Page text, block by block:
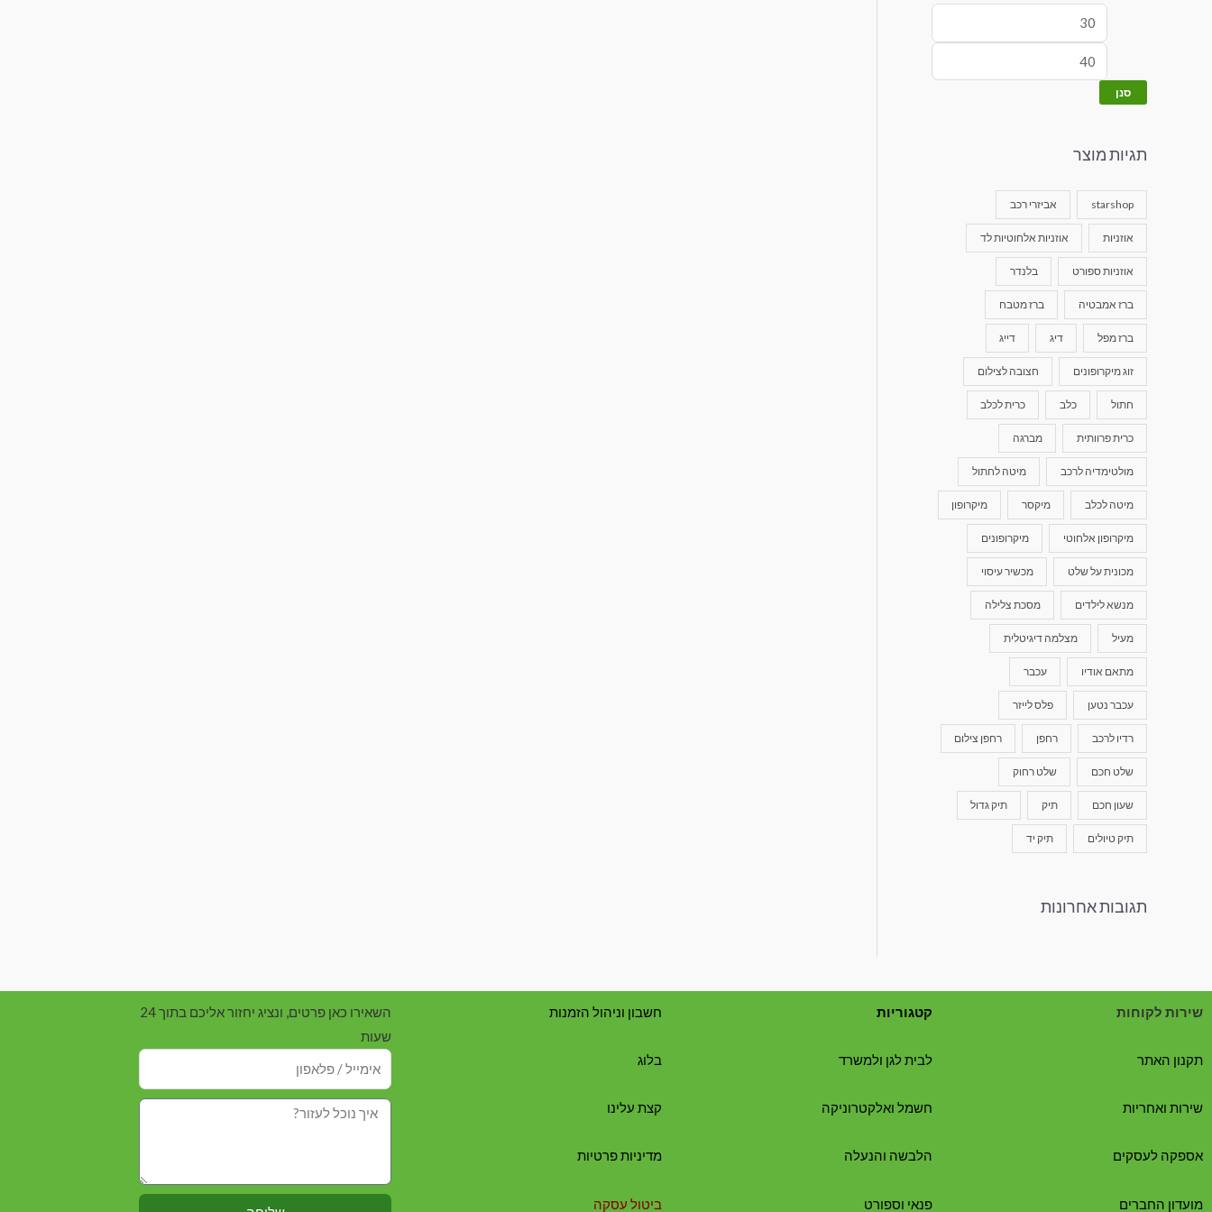
סנן
תגיות מוצר
starshop אביזרי רכב
אוזניות אוזניות אלחוטיות לד
אוזניות ספורט בלנדר
ברז אמבטיה ברז מטבח
ברז מפל דיג דייג
זוג מיקרופונים חצובה לצילום
חתול כלב כרית לכלב
כרית פרוותית מברגה
מולטימדיה לרכב מיטה לחתול
מיטה לכלב מיקסר מיקרופון
מיקרופון אלחוטי מיקרופונים
מכונית על שלט מכשיר עיסוי
מנשא לילדים מסכת צלילה
מעיל מצלמה דיגיטלית
מתאם אודיו עכבר
עכבר נטען פלס לייזר
רדיו לרכב רחפן רחפן צילום
שלט חכם שלט רחוק
שעון חכם תיק תיק גדול
תיק טיולים תיק יד
תגובות אחרונות
שירות לקוחות
תקנון האתר
שירות ואחריות
אספקה לעסקים
מועדון החברים
קטגוריות
לבית לגן ולמשרד
חשמל ואלקטרוניקה
הלבשה והנעלה
פנאי וספורט
חשבון וניהול הזמנות
בלוג
קצת עלינו
מדיניות פרטיות
ביטול עסקה
השאירו כאן פרטים, ונציג יחזור אליכם בתוך 24
שעות